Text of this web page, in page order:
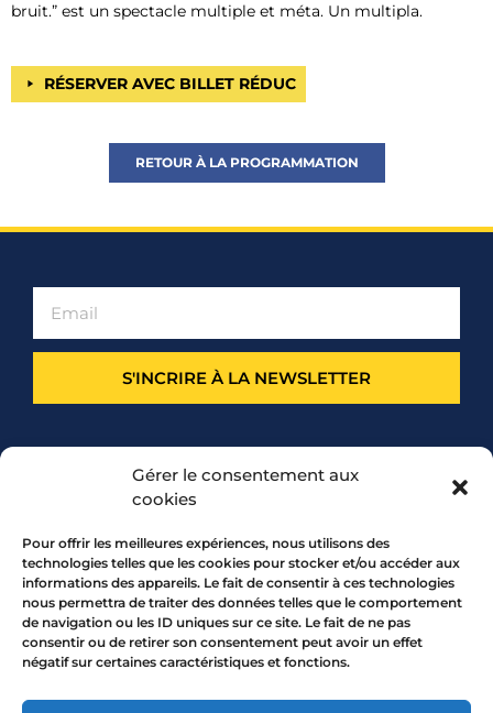
Gérer le consentement aux
cookies
Pour offrir les meilleures expériences, nous utilisons des
technologies telles que les cookies pour stocker et/ou accéder aux
informations des appareils. Le fait de consentir à ces technologies
nous permettra de traiter des données telles que le comportement
de navigation ou les ID uniques sur ce site. Le fait de ne pas
consentir ou de retirer son consentement peut avoir un effet
négatif sur certaines caractéristiques et fonctions.
bruit.” est un spectacle multiple et méta. Un multipla.
RÉSERVER AVEC BILLET RÉDUC
RETOUR À LA PROGRAMMATION
S'INCRIRE À LA NEWSLETTER